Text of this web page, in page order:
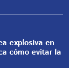
explosiva en
cómo evitar la